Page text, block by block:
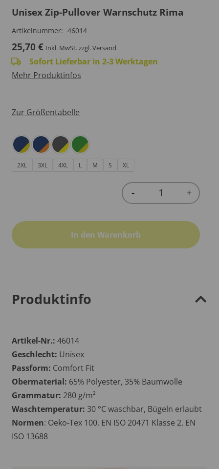
Unisex Zip-Pullover Warnschutz Rima
Artikelnummer: 46014
25,70 € Inkl. MwSt.zzgl. Versand
Sofort Lieferbar in 2-3 Werktagen
Mehr Produktinfos
Zur Größentabelle
2XL 3XL 4XL L M S XL
Quantity
- +
In den Warenkorb
Produktinfo
Artikel-Nr.: 46014
Geschlecht: Unisex
Passform: Comfort Fit
Obermaterial: 65% Polyester, 35% Baumwolle
Grammatur: 280 g/m²
Waschtemperatur: 30 °C waschbar, Bügeln erlaubt
Normen: Oeko-Tex 100, EN ISO 20471 Klasse 2, EN
ISO 13688